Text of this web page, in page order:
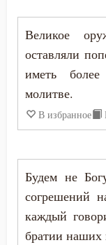
Сострадание
Спасение
Спаситель
Спокойствие
Сребролюбие
Великое
оставляли
иметь
молитве.
В избранное
Будем не
согрешений
каждый
братии наших